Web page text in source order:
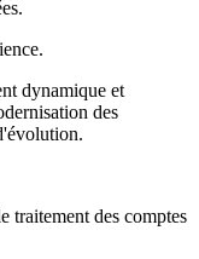
dynamique et
des
traitement des comptes